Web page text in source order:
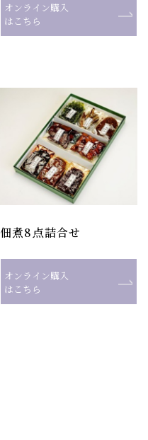
オンライン購入
はこちら
佃煮8点詰合せ
オンライン購入
はこちら